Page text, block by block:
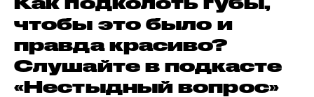
чтобы это было и
правда красиво?
Слушайте в подкасте
«Нестыдный вопрос»